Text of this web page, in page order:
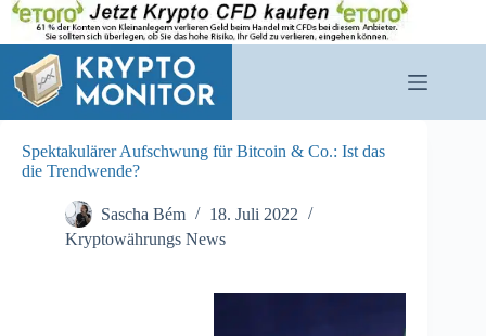
Zum
Inhalt
springen
Spektakulärer Aufschwung für Bitcoin & Co.: Ist das
die Trendwende?
Sascha Bém
18. Juli 2022
Kryptowährungs News